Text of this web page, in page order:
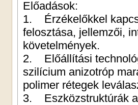
Előadások:
1. Érzékelőkkel kapcsolatos alapfogalmak: az
felosztása, jellemzői, intelligens és integrált
követelmények.
2. Előállítási technológiák. Speciális anyagtípusok és technológiák (a
szilícium anizotróp maratása, a felületi mikromegmunkálás). Szervetlen és
polimer rétegek
3. Eszközstruktúrák az érzékelőkben: